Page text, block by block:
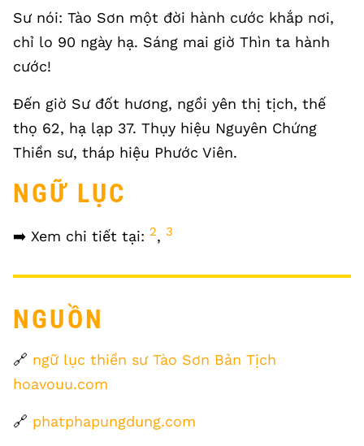
Sư nói: Tào Sơn một đời hành cước khắp nơi,
chỉ lo 90 ngày hạ. Sáng mai giờ Thìn ta hành
cước!
Đến giờ Sư đốt hương, ngồi yên thị tịch, thế
thọ 62, hạ lạp 37. Thụy hiệu Nguyên Chứng
Thiền sư, tháp hiệu Phước Viên.
NGỮ LỤC
➡️ Xem chi tiết tại: 2, 3
NGUỒN
🔗 ngữ lục thiền sư Tào Sơn Bản Tịch
hoavouu.com
🔗 phatphapungdung.com